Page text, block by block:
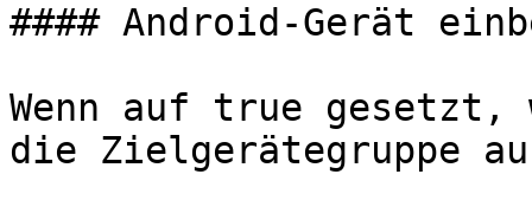
#### Android-Gerät
Wenn auf true gesetzt,
die Zielgerätegruppe